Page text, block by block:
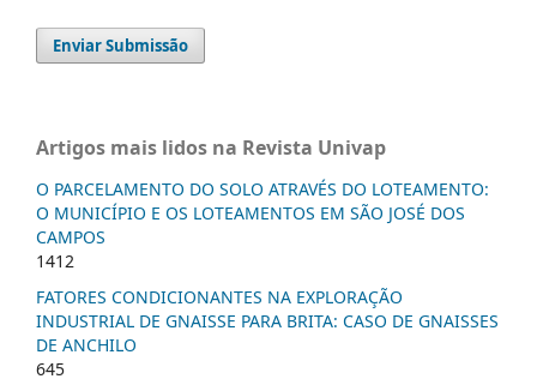
Enviar Submissão
Artigos mais lidos na Revista Univap
O PARCELAMENTO DO SOLO ATRAVÉS DO LOTEAMENTO:
O MUNICÍPIO E OS LOTEAMENTOS EM SÃO JOSÉ DOS
CAMPOS
1412
FATORES CONDICIONANTES NA EXPLORAÇÃO
INDUSTRIAL DE GNAISSE PARA BRITA: CASO DE GNAISSES
DE ANCHILO
645